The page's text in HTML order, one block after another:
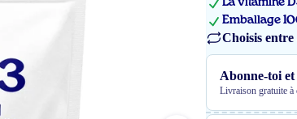
La vitamine
Emballage
Choisis
Abonne-toi et
Livraison gratuite à